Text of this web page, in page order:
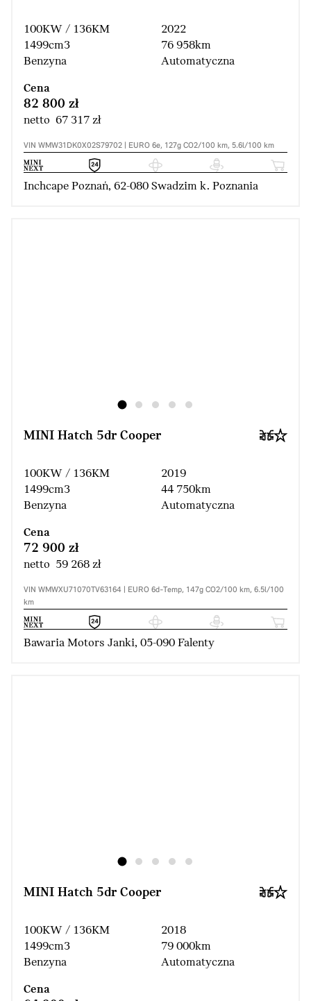
100KW / 136KM
1499cm3
Benzyna
2022
76 958km
Automatyczna
Cena
82 800 zł
netto 67 317 zł
VIN WMW31DK0X02S79702 | EURO 6e, 127g CO2/100 km, 5.6l/100 km
Inchcape Poznań, 62-080 Swadzim k. Poznania
MINI Hatch 5dr Cooper
100KW / 136KM
1499cm3
Benzyna
2019
44 750km
Automatyczna
Cena
72 900 zł
netto 59 268 zł
VIN WMWXU71070TV63164 | EURO 6d-Temp, 147g CO2/100 km, 6.5l/100
km
Bawaria Motors Janki, 05-090 Falenty
MINI Hatch 5dr Cooper
100KW / 136KM
1499cm3
Benzyna
2018
79 000km
Automatyczna
Cena